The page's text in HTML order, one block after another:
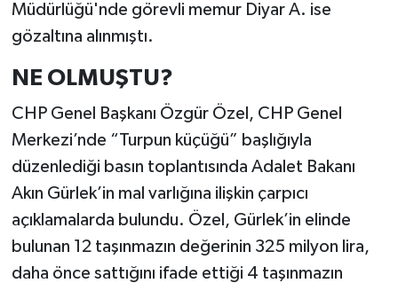
Müdürlüğü'nde görevli memur Diyar A. ise
gözaltına alınmıştı.
NE OLMUŞTU?
CHP Genel Başkanı Özgür Özel, CHP Genel
Merkezi’nde “Turpun küçüğü” başlığıyla
düzenlediği basın toplantısında Adalet Bakanı
Akın Gürlek’in mal varlığına ilişkin çarpıcı
açıklamalarda bulundu. Özel, Gürlek’in elinde
bulunan 12 taşınmazın değerinin 325 milyon lira,
daha önce sattığını ifade ettiği 4 taşınmazın